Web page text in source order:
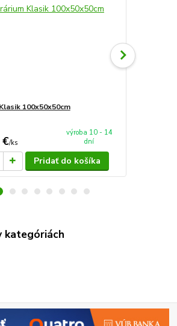
100x50x50cm
€/ks
výroba 10 - 14
dní
Pridať do košíka
kategóriách